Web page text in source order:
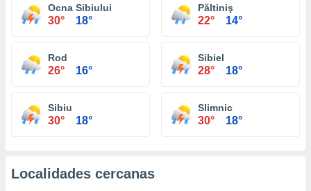
Ocna Sibiului
30° 18°
Păltiniş
22° 14°
Rod
26° 16°
Sibiel
28° 18°
Sibiu
30° 18°
Slimnic
30° 18°
Localidades cercanas